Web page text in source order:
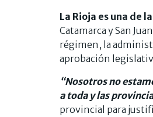
La Rioja es una de
Catamarca y San
régimen, la
aprobación
“Nosotros no
a toda y las
provincial para